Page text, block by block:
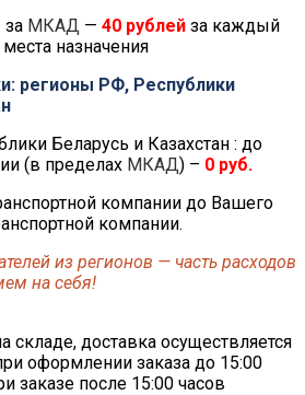
за МКАД — 40 рублей за каждый
назначения
регионы РФ, Республики
Беларусь и Казахстан : до
(в пределах МКАД) – 0 руб.
компании до Вашего
компании.
из регионов — часть расходов
на себя!
складе, доставка осуществляется
оформлении заказа до 15:00
заказе после 15:00 часов